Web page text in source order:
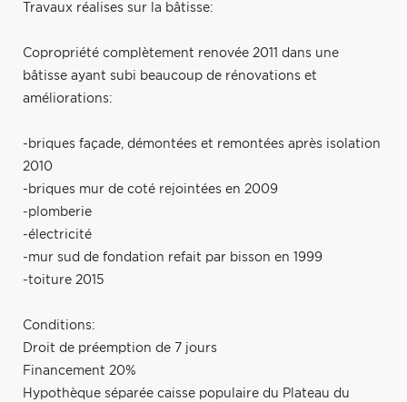
Travaux réalises sur la bâtisse:
Copropriété complètement renovée 2011 dans une
bâtisse ayant subi beaucoup de rénovations et
améliorations:
-briques façade, démontées et remontées après isolation
2010
-briques mur de coté rejointées en 2009
-plomberie
-électricité
-mur sud de fondation refait par bisson en 1999
-toiture 2015
Conditions:
Droit de préemption de 7 jours
Financement 20%
Hypothèque séparée caisse populaire du Plateau du